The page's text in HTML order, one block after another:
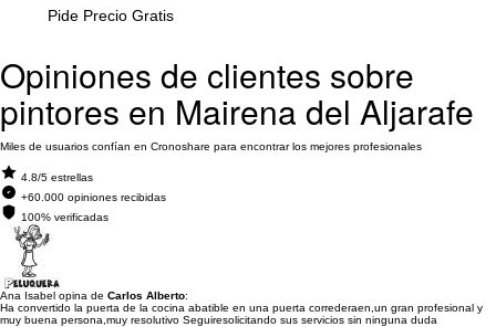
Pide Precio Gratis
Opiniones de clientes sobre
pintores en Mairena del Aljarafe
Miles de usuarios confían en Cronoshare para encontrar los mejores profesionales
4.8/5 estrellas
+60.000 opiniones recibidas
100% verificadas
Ana Isabel opina de Carlos Alberto:
Ha convertido la puerta de la cocina abatible en una puerta correderaen,un gran profesional y
muy buena persona,muy resolutivo Seguiresolicitando sus servicios sin ninguna duda